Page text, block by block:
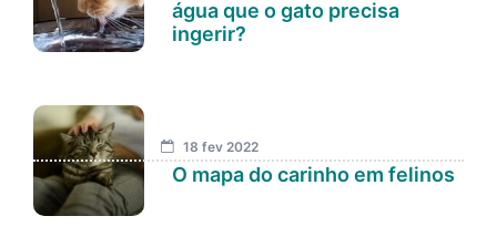
água que o gato precisa
ingerir?
18 fev 2022
O mapa do carinho em felinos